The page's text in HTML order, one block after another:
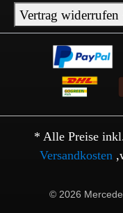
Vertrag widerrufen
* Alle Preise
Versandkosten
© 2026